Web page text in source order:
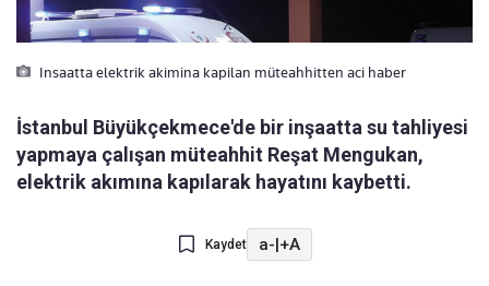
Insaatta elektrik akimina kapilan müteahhitten aci haber
İstanbul Büyükçekmece'de bir inşaatta su tahliyesi
yapmaya çalışan müteahhit Reşat Mengukan,
elektrik akımına kapılarak hayatını kaybetti.
Kaydet a-|+A